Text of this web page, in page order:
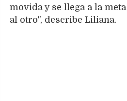
movida y se llega a la
al otro", describe Liliana.